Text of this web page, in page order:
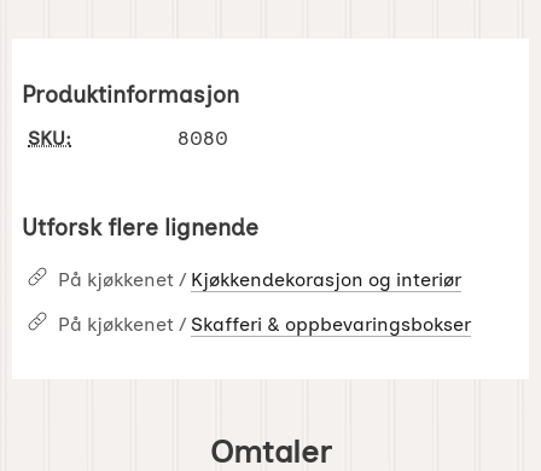
Produktinformasjon
SKU: 8080
Utforsk flere lignende
På kjøkkenet / Kjøkkendekorasjon og interiør
På kjøkkenet / Skafferi & oppbevaringsbokser
Omtaler